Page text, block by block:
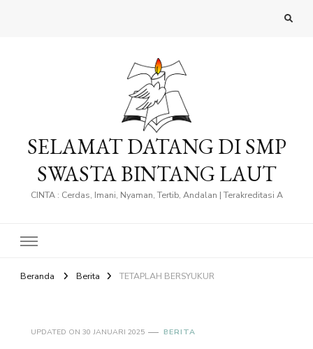
SELAMAT DATANG DI SMP
SWASTA BINTANG LAUT
CINTA : Cerdas, Imani, Nyaman, Tertib, Andalan | Terakreditasi A
Beranda Berita TETAPLAH BERSYUKUR
UPDATED ON 30 JANUARI 2025 BERITA